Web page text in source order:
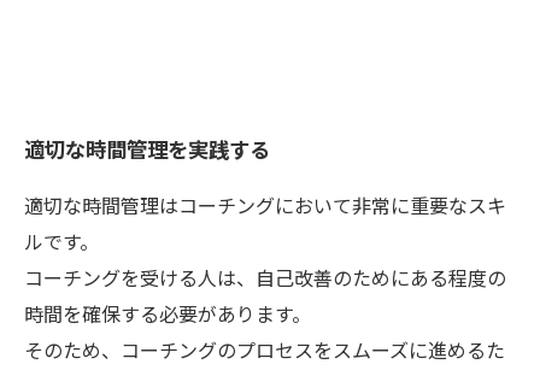
適切な時間管理を実践する
適切な時間管理はコーチングにおいて非常に重要なスキ
ルです。
コーチングを受ける人は、自己改善のためにある程度の
時間を確保する必要があります。
そのため、コーチングのプロセスをスムーズに進めるた